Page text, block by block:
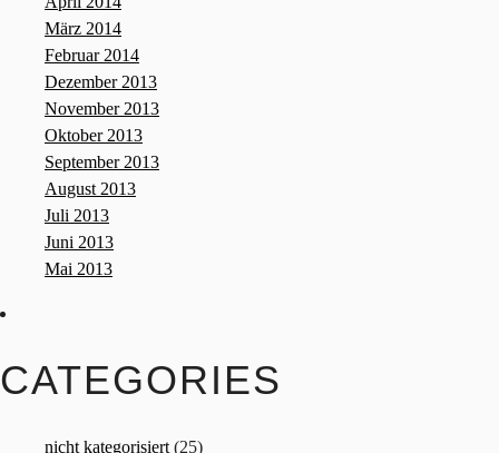
März 2014
Februar 2014
Dezember 2013
November 2013
Oktober 2013
September 2013
August 2013
Juli 2013
Juni 2013
Mai 2013
CATEGORIES
nicht kategorisiert (25)